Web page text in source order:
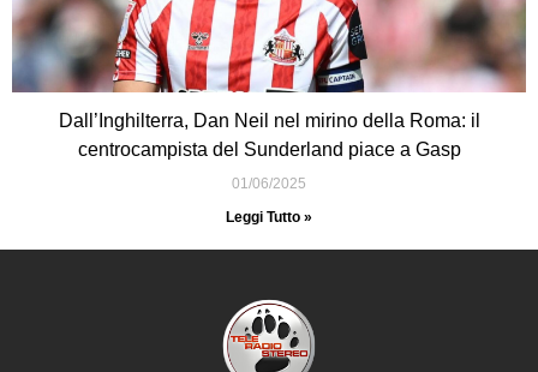
Dall’Inghilterra, Dan Neil nel mirino della Roma: il
centrocampista del Sunderland piace a Gasp
01/06/2025
Leggi Tutto »